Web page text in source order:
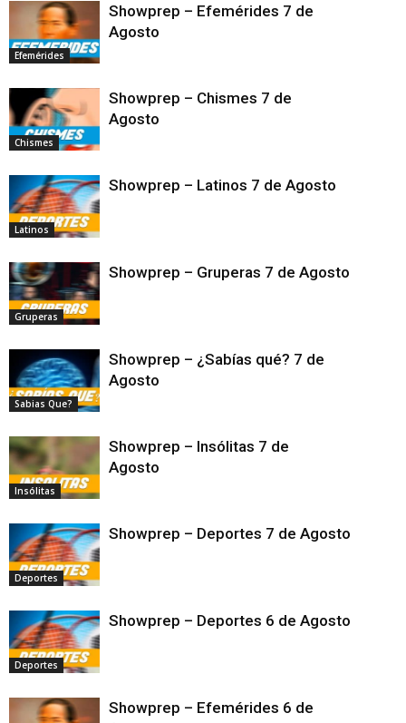
Efemérides
Showprep – Efemérides 7 de
Agosto
Chismes
Showprep – Chismes 7 de
Agosto
Latinos
Showprep – Latinos 7 de Agosto
Gruperas
Showprep – Gruperas 7 de Agosto
Sabias Que?
Showprep – ¿Sabías qué? 7 de
Agosto
Insólitas
Showprep – Insólitas 7 de
Agosto
Deportes
Showprep – Deportes 7 de Agosto
Deportes
Showprep – Deportes 6 de Agosto
Showprep – Efemérides 6 de